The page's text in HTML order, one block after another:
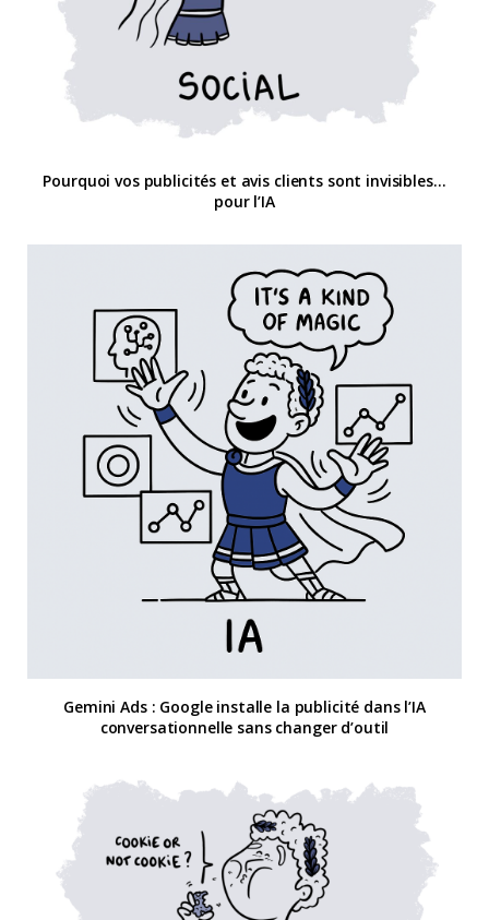
Pourquoi vos publicités et avis clients sont invisibles…
pour l’IA
Gemini Ads : Google installe la publicité dans l’IA
conversationnelle sans changer d’outil